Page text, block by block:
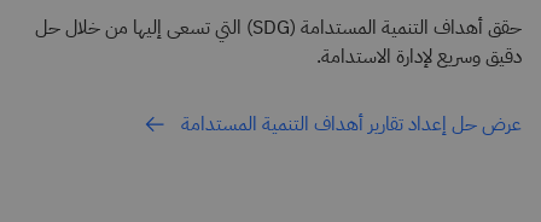
حقق أهداف التنمية المستدامة (SDG) التي تسعى إليها من خلال حل
دقيق وسريع لإدارة الاستدامة.
عرض حل إعداد تقارير أهداف التنمية المستدامة